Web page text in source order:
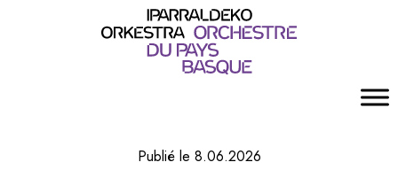
Publié le 8.06.2026